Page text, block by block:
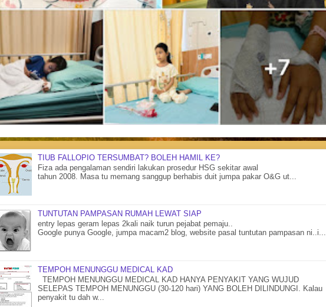
TIUB FALLOPIO TERSUMBAT? BOLEH HAMIL KE?
Fiza ada pengalaman sendiri lakukan prosedur HSG sekitar awal
tahun 2008. Masa tu memang sanggup berhabis duit jumpa pakar O&G ut...
TUNTUTAN PAMPASAN RUMAH LEWAT SIAP
entry lepas geram lepas 2kali naik turun pejabat pemaju..
Google punya Google, jumpa macam2 blog, website pasal tuntutan pampasan ni..i...
TEMPOH MENUNGGU MEDICAL KAD
TEMPOH MENUNGGU MEDICAL KAD HANYA PENYAKIT YANG WUJUD
SELEPAS TEMPOH MENUNGGU (30-120 hari) YANG BOLEH DILINDUNGI. Kalau
penyakit tu dah w...